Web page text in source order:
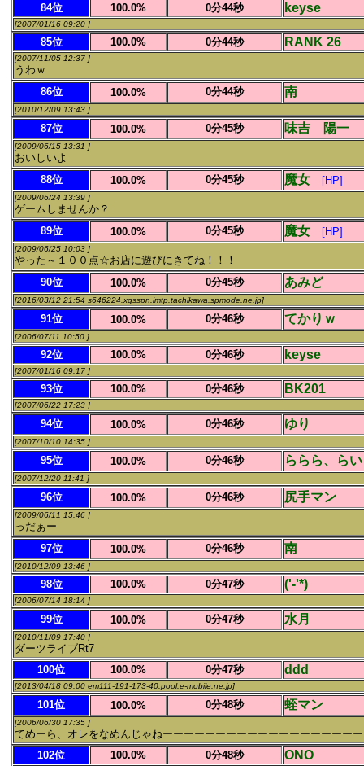
84位 100.0% 0分44秒 keyse
[2007/01/16 09:20 ]
85位 100.0% 0分44秒 RANK 26
[2007/11/05 12:37 ]
うわｗ
86位
100.0% 0分44秒 南
[2010/12/09 13:43 ]
87位 100.0% 0分45秒 味吉 陽一
[2009/06/15 13:31 ]
おいしいよ
88位
100.0% 0分45秒 魔女 [HP]
[2009/06/24 13:39 ]
ゲームしませんか？
89位
100.0% 0分45秒 魔女 [HP]
[2009/06/25 10:03 ]
やった～１００点☆お店に遊びにきてね！！！
90位
100.0% 0分45秒 あみど
[2016/03/12 21:54 s646224.xgsspn.imtp.tachikawa.spmode.ne.jp]
91位 100.0% 0分46秒 てかりｗ
[2006/07/11 10:50 ]
92位 100.0% 0分46秒 keyse
[2007/01/16 09:17 ]
93位 100.0% 0分46秒 BK201
[2007/06/22 17:23 ]
94位 100.0% 0分46秒 ゆり
[2007/10/10 14:35 ]
95位 100.0% 0分46秒 ららら、らい
[2007/12/20 11:41 ]
96位 100.0% 0分46秒 尻手マン
[2009/06/11 15:46 ]
っだぁー
97位
100.0% 0分46秒 南
[2010/12/09 13:46 ]
98位 100.0% 0分47秒 ('-'*)
[2006/07/14 18:14 ]
99位 100.0% 0分47秒 水月
[2010/11/09 17:40 ]
ダーツライブRt7
100位
100.0% 0分47秒 ddd
[2013/04/18 09:00 em111-191-173-40.pool.e-mobile.ne.jp]
101位 100.0% 0分48秒 蛭マン
[2006/06/30 17:35 ]
てめーら、オレをなめんじゃねーーーーーーーーーーーーーーーーー
102位
100.0% 0分48秒 ONO